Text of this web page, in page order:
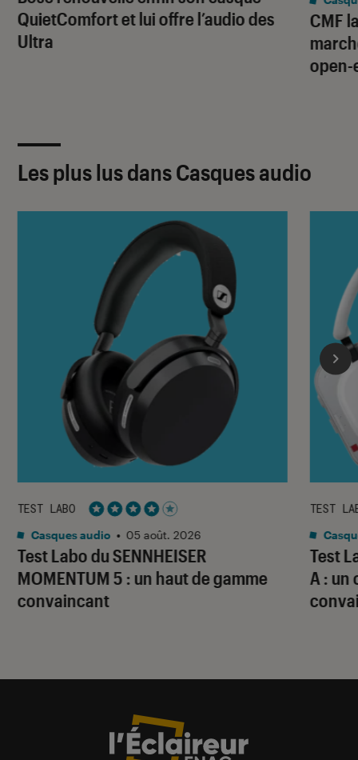
QuietComfort et lui offre l’audio des
Ultra
CMF
open-
Les plus lus dans Casques audio
Test Labo du SENNHEISER
MOMENTUM 5 : un haut de gamme
convaincant
TEST LABO
Noté 4 étoiles sur 5
Casques audio • 05 août. 2026
Test
A : un
TEST